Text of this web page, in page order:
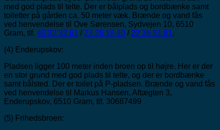
med god plads til telte. Der er bålplads og bordbænke samt
toiletter på gården ca. 50 meter væk. Brænde og vand fås
ved henvendelse til Ove Sørensen, Sydvejen 10, 6510
Gram, tlf. 40 32 32 61 / 23 26 18 40 / 22 36 91 81.
(4) Enderupskov:
Pladsen ligger 100 meter inden broen op til højre. Her er der
en stor grund med god plads til telte, og der er bordbænke
samt bålsted. Der er toilet på P-pladsen. Brænde og vand fås
ved henvendelse til Markus Hansen, Aftægten 3,
Enderupskov, 6510 Gram, tlf. 30687499
(5) Frihedsbroen: